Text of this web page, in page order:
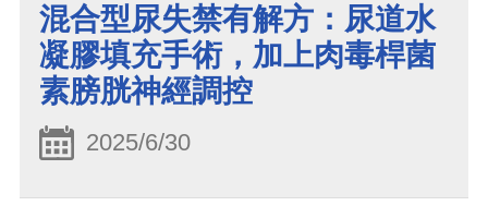
混合型尿失禁有解方：尿道水
凝膠填充手術，加上肉毒桿菌
素膀胱神經調控
2025/6/30